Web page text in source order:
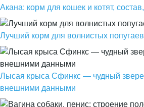
Акана: корм для кошек и котят,
Лучший корм для волнистых
Лысая крыса Сфинкс — чудный
внешними данными